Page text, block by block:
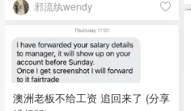
邪流纨wendy
澳洲老板不给工资 追回来了 (分享